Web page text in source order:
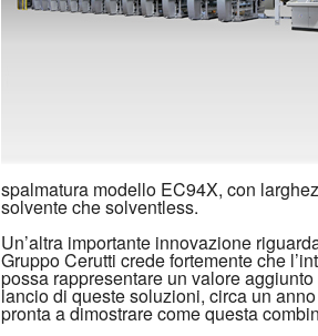
spalmatura modello EC94X, con
solvente che solventless.
Un’altra importante innovazione
Gruppo Cerutti crede fortemente che
possa rappresentare un valore
lancio di queste soluzioni, circa un
pronta a dimostrare come questa